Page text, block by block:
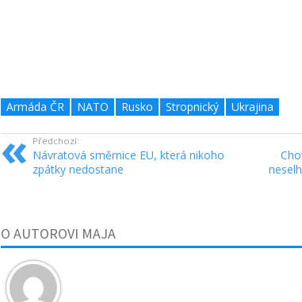
Armáda ČR NATO Rusko Stropnický Ukrajina
Předchozí:
Návratová směrnice EU, která nikoho
zpátky nedostane
O AUTOROVI MAJA